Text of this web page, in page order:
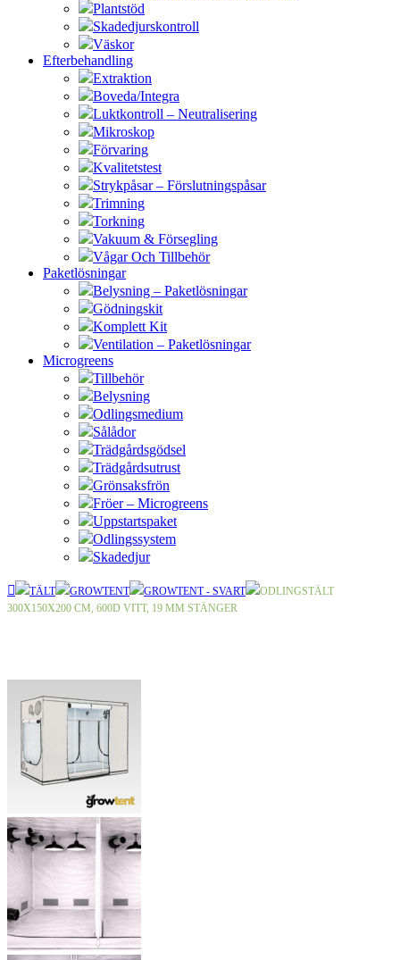
Plantstöd
Skadedjurskontroll
Väskor
Efterbehandling
Extraktion
Boveda/Integra
Luktkontroll – Neutralisering
Mikroskop
Förvaring
Kvalitetstest
Strykpåsar – Förslutningspåsar
Trimning
Torkning
Vakuum & Försegling
Vågar Och Tillbehör
Paketlösningar
Belysning – Paketlösningar
Gödningskit
Komplett Kit
Ventilation – Paketlösningar
Microgreens
Tillbehör
Belysning
Odlingsmedium
Sålådor
Trädgårdsgödsel
Trädgårdsutrust
Grönsaksfrön
Fröer – Microgreens
Uppstartspaket
Odlingssystem
Skadedjur
TÄLT GROWTENT GROWTENT - SVART
ODLINGS­TÄLT
300X150X200 CM, 600D VITT, 19 MM STÄNGER